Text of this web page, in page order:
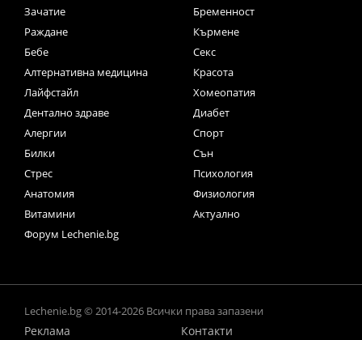
Зачатие
Бременност
Раждане
Кърмене
Бебе
Секс
Алтернативна медицина
Красота
Лайфстайл
Хомеопатия
Дентално здраве
Диабет
Алергии
Спорт
Билки
Сън
Стрес
Психология
Анатомия
Физиология
Витамини
Актуално
Форум Lechenie.bg
Lechenie.bg © 2014-2026 Всички права запазени
Реклама
Контакти